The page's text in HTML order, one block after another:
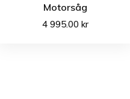
Motorsåg
4 995.00 kr